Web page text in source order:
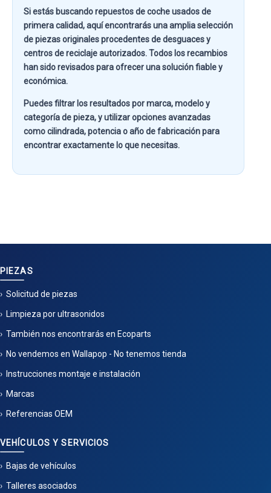
Si estás buscandorepuestos de coche usados de
primera calidad, aquí encontrarás una amplia selección
de piezas originales procedentes de desguaces y
centros de reciclaje autorizados. Todos los recambios
han sido revisados para ofrecer una solución fiable y
económica.
Puedes filtrar los resultados pormarca, modelo y
categoría de pieza, y utilizar opciones avanzadas
comocilindrada, potencia o año de fabricaciónpara
encontrar exactamente lo que necesitas.
PIEZAS
Solicitud de piezas
Limpieza por ultrasonidos
También nos encontrarás en Ecoparts
No vendemos en Wallapop - No tenemos tienda
Instrucciones montaje e instalación
Marcas
Referencias OEM
VEHÍCULOS Y SERVICIOS
Bajas de vehículos
Talleres asociados